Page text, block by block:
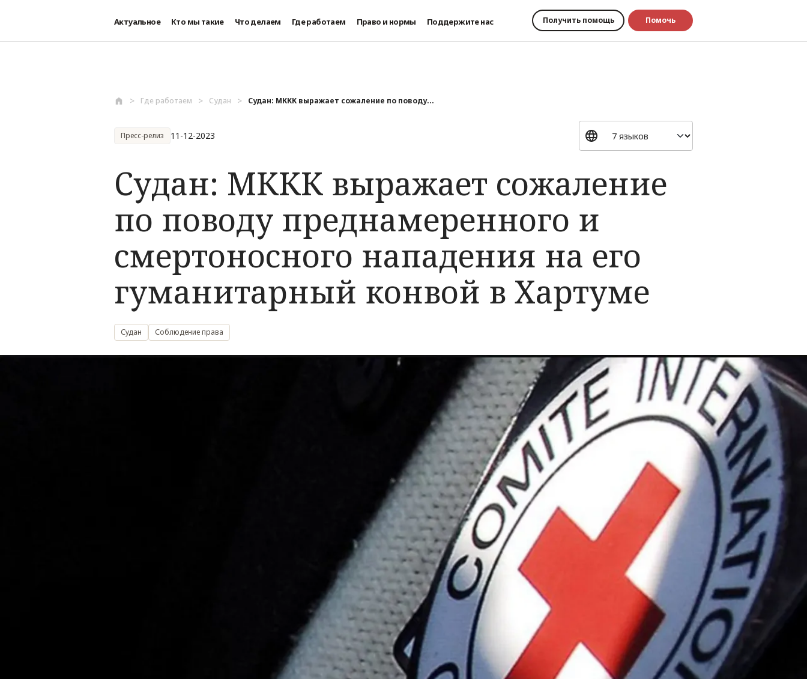
Актуальное Кто мы такие Что делаем Где работаем Право и нормы Поддержите нас Получить помощь Помочь
Где работаем Судан Судан: МККК выражает сожаление по поводу...
Пресс-релиз 11-12-2023
Судан: МККК выражает сожаление
по поводу преднамеренного и
смертоносного нападения на его
гуманитарный конвой в Хартуме
Судан Соблюдение права